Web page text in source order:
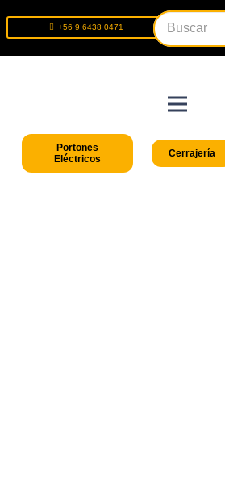
+56 9 6438 0471
Portones
Eléctricos
Cerrajería